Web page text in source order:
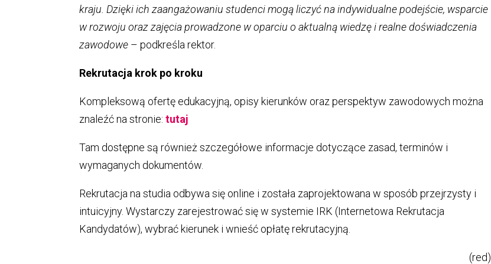
kraju. Dzięki ich zaangażowaniu studenci mogą liczyć na indywidualne podejście, wsparcie
w rozwoju oraz zajęcia prowadzone w oparciu o aktualną wiedzę i realne doświadczenia
zawodowe – podkreśla rektor.
Rekrutacja krok po kroku
Kompleksową ofertę edukacyjną, opisy kierunków oraz perspektyw zawodowych można
znaleźć na stronie:tutaj
Tam dostępne są również szczegółowe informacje dotyczące zasad, terminów i
wymaganych dokumentów.
Rekrutacja na studia odbywa się online i została zaprojektowana w sposób przejrzysty i
intuicyjny. Wystarczy zarejestrować się w systemie IRK (Internetowa Rekrutacja
Kandydatów), wybrać kierunek i wnieść opłatę rekrutacyjną.
(red)